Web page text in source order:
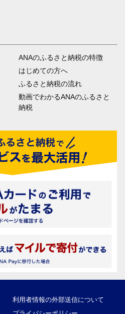
ANAのふるさと納税の特徴
はじめての方へ
ふるさと納税の流れ
動画でわかるANAのふるさと
納税
利用者情報の外部送信について